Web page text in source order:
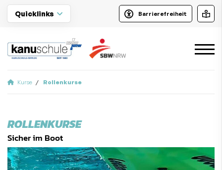
Quicklinks Barrierefreiheit
Kurse Rollenkurse
ROLLENKURSE
Sicher im Boot